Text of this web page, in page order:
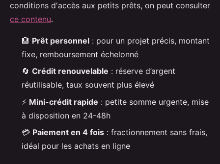
conditions d'accès aux petits prêts, on peut consulter
ce contenu.
🏦 Prêt personnel : pour un projet précis, montant
fixe, remboursement échelonné
🔄 Crédit renouvelable : réserve d’argent
réutilisable, taux souvent plus élevé
⚡ Mini-crédit rapide : petite somme urgente, mise
à disposition en 24-48h
💳 Paiement en 4 fois : fractionnement sans frais,
idéal pour les achats en ligne